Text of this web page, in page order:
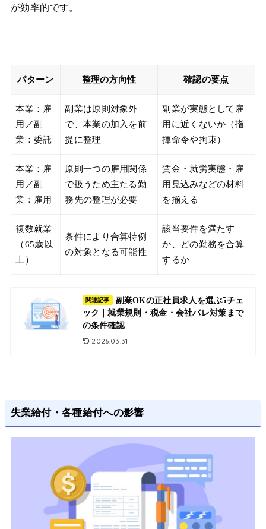
が効率的です。
パターン 整理の方向性 確認の要点
本業：雇
用／副
業：委託
副業は原則対象外
で、本業の加入を前
提に整理
副業が実態として雇
用に近くないか（指
揮命令や拘束）
本業：雇
用／副
業：雇用
原則一つの雇用関係
で扱うため主たる勤
務先の整理が必要
賃金・就労実態・雇
用見込みなどの材料
を揃える
複数就業
（65歳以
上）
条件により合算特例
の対象となる可能性
該当要件を満たす
か、どの勤務を合算
するか
関連記事
副業OKの正社員求人を選ぶ5チェ
ック｜就業規則・税金・会社バレ対策まで
の条件確認
2026.03.31
失業給付・各種給付への影響